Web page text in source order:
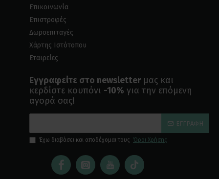
Επικοινωνία
Επιστροφές
Δωροεπιταγές
Χάρτης Ιστότοπου
Εταιρείες
Εγγραφείτε στο newsletter μας και
κερδίστε κουπόνι -10% για την επόμενη
αγορά σας!
ΕΓΓΡΑΦΉ
Έχω διαβάσει και αποδέχομαι τους Όροι Χρήσης